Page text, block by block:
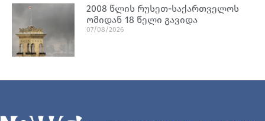
2008 წლის რუსეთ-საქართველოს
ომიდან 18 წელი გავიდა
07/08/2026